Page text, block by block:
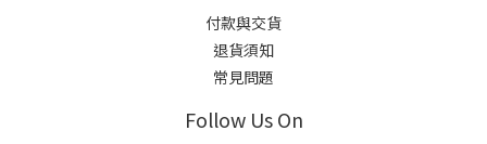
付款與交貨
退貨須知
常見問題
Follow Us On